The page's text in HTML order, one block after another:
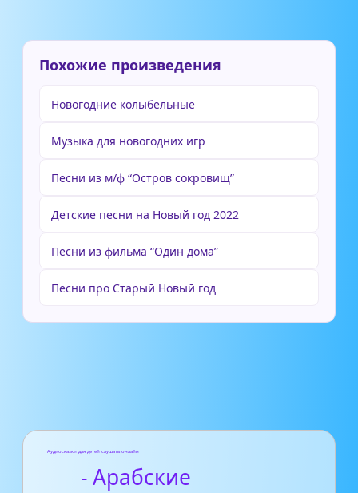
Похожие произведения
Новогодние колыбельные
Музыка для новогодних игр
Песни из м/ф “Остров сокровищ”
Детские песни на Новый год 2022
Песни из фильма “Один дома”
Песни про Старый Новый год
Аудиосказки для детей слушать онлайн
- Арабские